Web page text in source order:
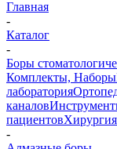
Главная
-
Каталог
-
Боры
Комплекты, Наборы
лаборатория
каналов
пациентовХирургия
-